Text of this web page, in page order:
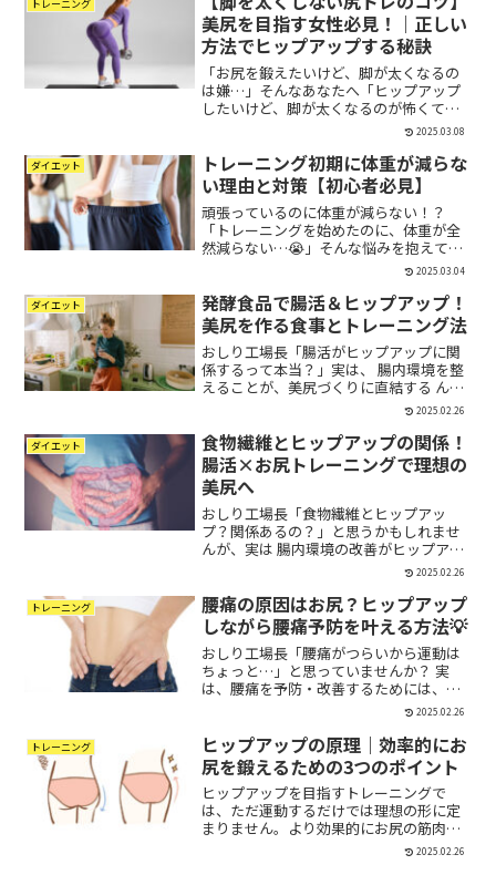
トレーニング
美尻を目指す女性必見！｜正しい
方法でヒップアップする秘訣
「お尻を鍛えたいけど、脚が太くなるの
は嫌…」そんなあなたへ「ヒップアップ
したいけど、脚が太くなるのが怖くてト
レーニングを始められない…」「スクワ
ットを頑張っているのに、お尻よりも太
ももばかりが発達してしまう…」こんな
お悩みを抱えている方も多...
2025.03.08
ダイエット
トレーニング初期に体重が減らな
い理由と対策【初心者必見】
頑張っているのに体重が減らない！？
「トレーニングを始めたのに、体重が全
然減らない…😭」そんな悩みを抱えてい
る初心者の方、多いのではないでしょう
か？ せっかく頑張っているのに体重が変
わらないと、「このまま続けても意味あ
るの？」と不安になります...
2025.03.04
ダイエット
発酵食品で腸活＆ヒップアップ！
美尻を作る食事とトレーニング法
おしり工場長「腸活がヒップアップに関
係するって本当？」実は、 腸内環境を整
えることが、美尻づくりに直結する んで
す！腸の健康が良くなると、 栄養の吸収
効率がアップし、筋肉の成長をサポー
ト。 さらに、便秘解消でお腹がスッキリ
し、姿勢も改善され...
2025.02.26
ダイエット
食物繊維とヒップアップの関係！
腸活×お尻トレーニングで理想の
美尻へ
おしり工場長「食物繊維とヒップアッ
プ？関係あるの？」と思うかもしれませ
んが、実は 腸内環境の改善がヒップアッ
プに大きく関わっている んです！食物繊
維は 腸活をサポートし、栄養の吸収を最
適化する ことで、トレーニングの効果を
高めます。本記事で...
2025.02.26
トレーニング
腰痛の原因はお尻？ヒップアップ
しながら腰痛予防を叶える方法💡
おしり工場長「腰痛がつらいから運動は
ちょっと…」と思っていませんか？ 実
は、腰痛を予防・改善するためには、お
尻の筋肉を鍛えることがとても重要！特
に高齢者の腰痛対策としても、臀筋（お
尻の筋肉）を鍛えることは効果的です。
今回は、腰痛のメカニズム...
2025.02.26
トレーニング
ヒップアップの原理｜効率的にお
尻を鍛えるための3つのポイント
ヒップアップを目指すトレーニングで
は、ただ運動するだけでは理想の形に定
まりません。より効果的にお尻の筋肉を
鍛えるためには、トレーニングの３原則
を理解し、それをヒップアップに活かす
2025.02.26